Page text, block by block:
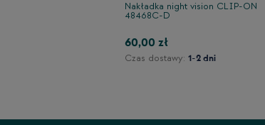
Nakładka night vision CLIP-ON
48468C-D
60,00 zł
Czas dostawy: 1-2 dni